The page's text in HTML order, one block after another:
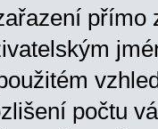
přímo
počtu